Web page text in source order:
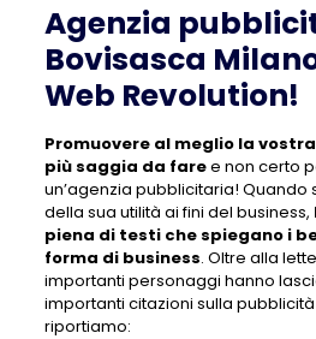
Agenzia
Bovisasca
Web Revolution!
Promuovere al meglio la
più saggia da faree non certo
un’agenzia pubblicitaria! Quando
della sua utilità ai fini del business,
piena di testi che spiegano i
forma di business. Oltre alla
importanti personaggi hanno
importanti citazioni sulla
riportiamo: